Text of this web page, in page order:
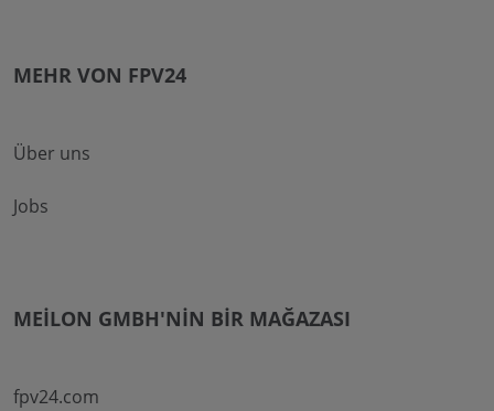
MEHR VON FPV24
Über uns
Jobs
MEILON GMBH'NIN BIR MAĞAZASI
fpv24.com